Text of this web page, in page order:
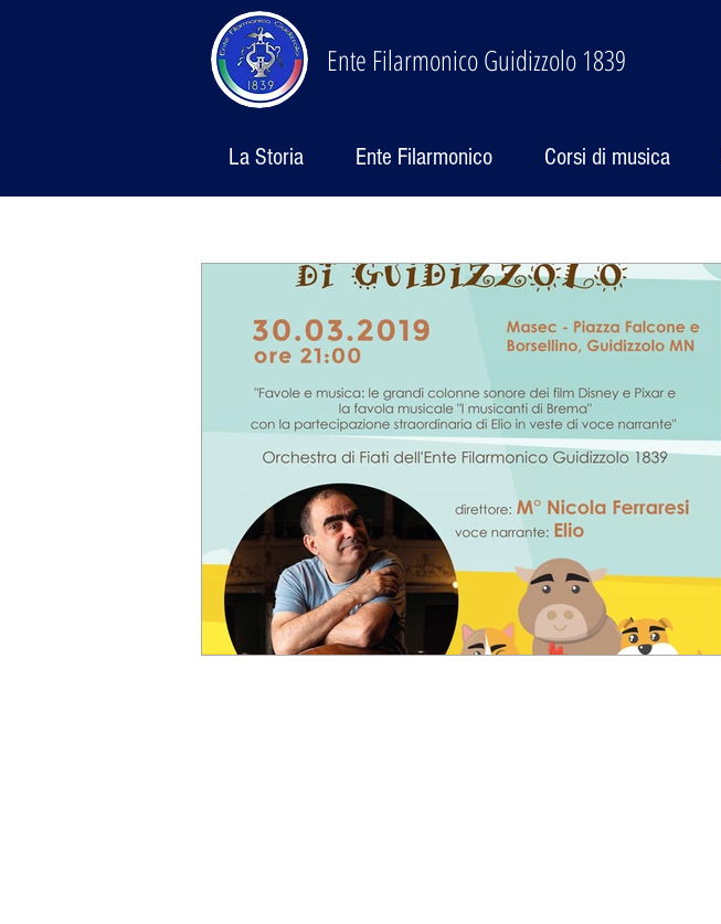
Ente Filarmonico Guidizzolo 1839
La Storia Ente Filarmonico Corsi di musica